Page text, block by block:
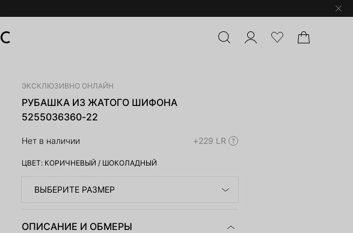
ЭКСКЛЮЗИВНО ОНЛАЙН
РУБАШКА ИЗ ЖАТОГО ШИФОНА
5255036360-22
Нет в наличии +229 LR
ЦВЕТ: КОРИЧНЕВЫЙ / ШОКОЛАДНЫЙ
ВЫБЕРИТЕ РАЗМЕР
ОПИСАНИЕ И ОБМЕРЫ